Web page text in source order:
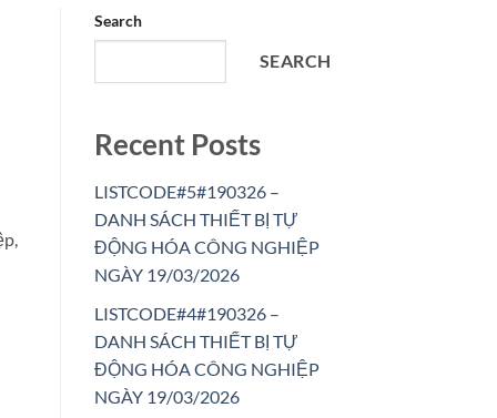
Search
SEARCH
Recent Posts
LISTCODE#5#190326 –
DANH SÁCH THIẾT BỊ TỰ
ĐỘNG HÓA CÔNG NGHIỆP
NGÀY 19/03/2026
LISTCODE#4#190326 –
DANH SÁCH THIẾT BỊ TỰ
ĐỘNG HÓA CÔNG NGHIỆP
NGÀY 19/03/2026